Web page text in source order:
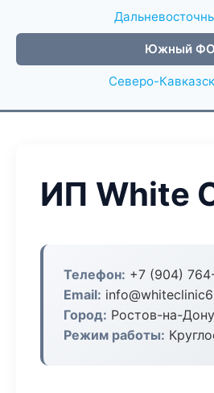
Южный ФО
Северо-
ИП White
Телефон: +7 (904)
Email:
Город: Ростов-на-Дону
Режим работы: